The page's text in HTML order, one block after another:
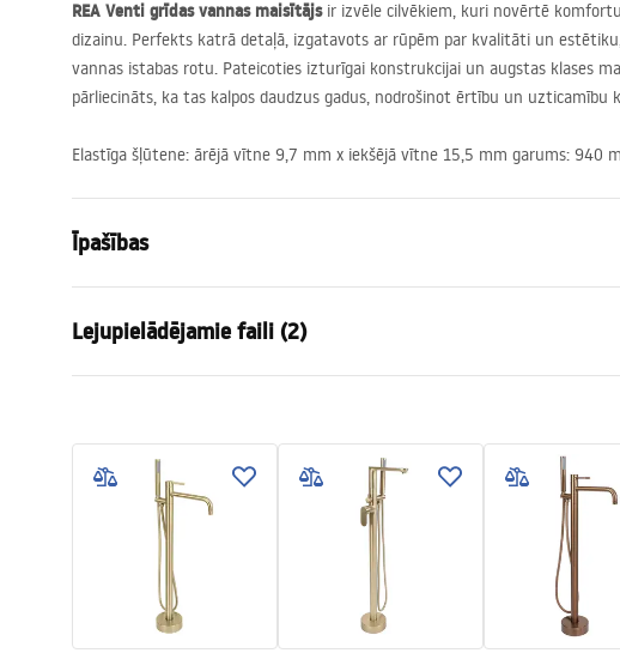
REA Venti grīdas vannas maisītājsir izvēle cilvēkiem, kuri novērtē
dizainu. Perfekts katrā detaļā, izgatavots ar rūpēm par kvalitāti un
vannas istabas rotu. Pateicoties izturīgai konstrukcijai un augstas klases
pārliecināts, ka tas kalpos daudzus gadus, nodrošinot ērtību un uzticamību
Elastīga šļūtene: ārējā vītne 9,7 mm x iekšējā vītne 15,5 mm garums: 940
Īpašības
Uzstādīšanas veids
Krāsa
Varš
Materiāls
Nerūsējošais tērauds,
Izsmidzinātāja sasniedzamība
Augstums
Pārklājuma tehnoloģija
Savienojuma diametrs
Lejupielādējamie faili (2)
Warranty_Terms_and_Conditions_
Faucets_-_5.pdf
Pielegnacja.pdf